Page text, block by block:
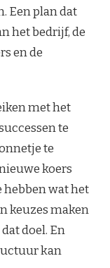
Een plan dat
het bedrijf, de
en de
met het
te
te
koers
hebben wat het
keuzes maken
doel. En
kan